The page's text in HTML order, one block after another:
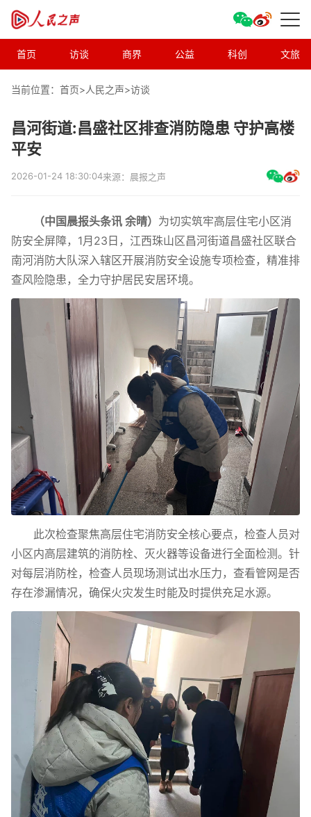
首页 访谈 商界 公益 科创 文旅
当前位置：首页>人民之声>访谈
昌河街道:昌盛社区排查消防隐患 守护高楼
平安
2026-01-24 18:30:04来源：晨报之声
（中国晨报头条讯 余晴） 为切实筑牢高层住宅小区消
防安全屏障，1月23日，江西珠山区昌河街道昌盛社区联合
南河消防大队深入辖区开展消防安全设施专项检查，精准排
查风险隐患，全力守护居民安居环境。
此次检查聚焦高层住宅消防安全核心要点，检查人员对
小区内高层建筑的消防栓、灭火器等设备进行全面检测。针
对每层消防栓，检查人员现场测试出水压力，查看管网是否
存在渗漏情况，确保火灾发生时能及时提供充足水源。